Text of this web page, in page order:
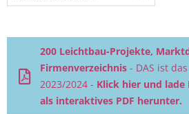
200 Leichtbau-Projekte,
Firmenverzeichnis - DAS ist
2023/2024 - Klick hier und lade
als interaktives PDF herunter.